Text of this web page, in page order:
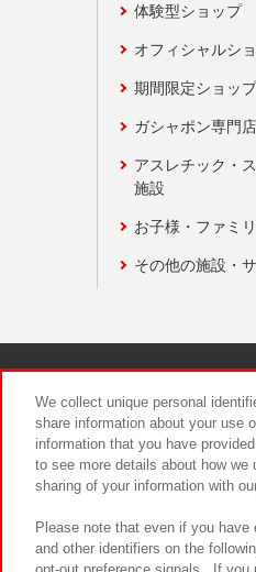
体験型ショップ
オフィシャルシ
期間限定ショッ
ガシャポン専門店
アスレチック・
施設
お子様・ファミ
その他の施設・
We collect unique personal
share information about your use
information that you have
to see more details about how
sharing of your information with
Please note that even if you
and other identifiers on the